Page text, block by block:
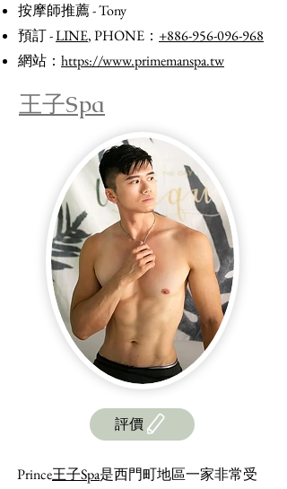
按摩師推薦 - Tony
預訂 -LINE, PHONE： +886-956-096-968
​網站： https://www.primemanspa.tw
王子Spa
評價
Prince王子Spa是西門町地區一家非常受